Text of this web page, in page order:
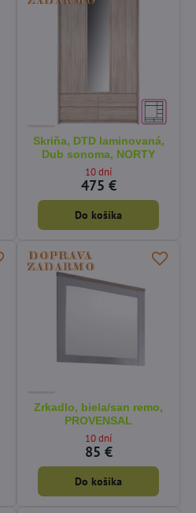
Skriňa, DTD laminovaná,
Dub sonoma, NORTY
10 dní
475 €
Do košíka
Zrkadlo, biela/san remo,
PROVENSAL
10 dní
85 €
Do košíka